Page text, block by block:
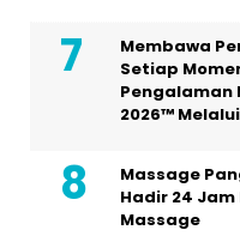
Membawa
Setiap
Pengalaman
2026™
Massage
Hadir 24
Massage